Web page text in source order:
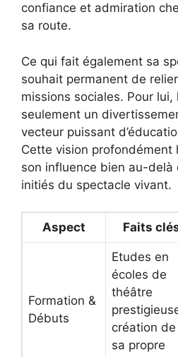
confiance et admiration
sa route.
Ce qui fait également sa
souhait permanent de
missions sociales. Pour lui,
seulement un
vecteur puissant
Cette vision profondément
son influence bien au-delà
initiés du spectacle vivant.
Aspect Faits
Formation &
Débuts
Etudes en
écoles de
théâtre
création de
sa propre